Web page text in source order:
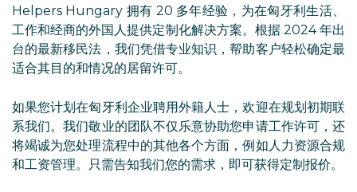
Helpers Hungary 拥有 20 多年经验，为在匈牙利生活、
工作和经商的外国人提供定制化解决方案。根据 2024 年出
台的最新移民法，我们凭借专业知识，帮助客户轻松确定最
适合其目的和情况的居留许可。
如果您计划在匈牙利企业聘用外籍人士，欢迎在规划初期联
系我们。我们敬业的团队不仅乐意协助您申请工作许可，还
将竭诚为您处理流程中的其他各个方面，例如人力资源合规
和工资管理。只需告知我们您的需求，即可获得定制报价。